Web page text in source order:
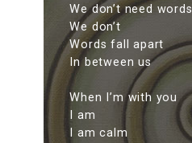
We don’t need words
We don’t
Words fall apart
In between us
When I’m with you
I am
I am calm